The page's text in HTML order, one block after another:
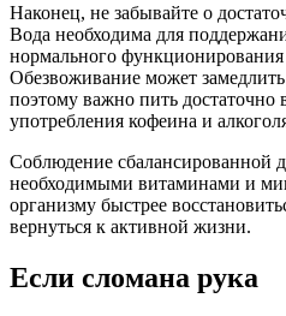
Наконец, не забывайте о
Вода необходима для
нормального функционирования
Обезвоживание может
поэтому важно пить достаточно
употребления кофеина и
Соблюдение сбалансированной
необходимыми витаминами и
организму быстрее
вернуться к активной жизни.
Если сломана рука